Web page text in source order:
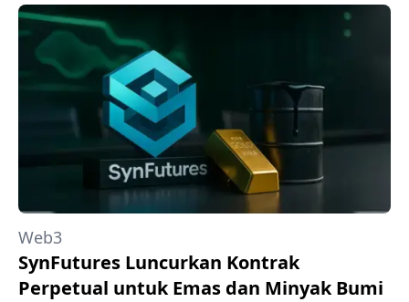
Web3
SynFutures Luncurkan Kontrak
Perpetual untuk Emas dan Minyak Bumi